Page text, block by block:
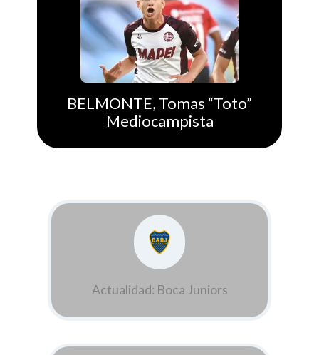
BELMONTE, Tomas “Toto”
Mediocampista
Actualidad: Boca Juniors